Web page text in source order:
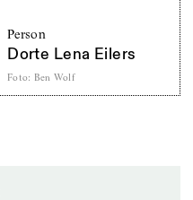
Person
Dorte Lena Eilers
Foto: Ben Wolf